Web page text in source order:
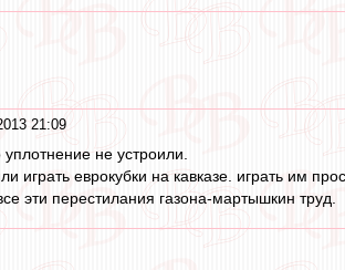
21:09
не устроили.
играть еврокубки на кавказе. играть им
эти перестилания газона-мартышкин труд.